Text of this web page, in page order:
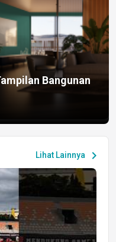
Bangunan
Lihat Lainnya chevron_right